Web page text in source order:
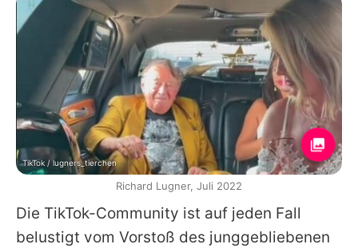
Die TikTok-Community ist auf jeden Fall
belustigt vom Vorstoß des junggebliebenen
TikTok / lugners_tierchen
Richard Lugner, Juli 2022